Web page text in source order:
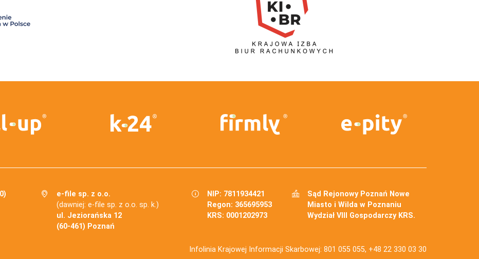
e-file sp. z o.o.
(dawniej: e-file sp. z o.o. sp. k.)
ul. Jeziorańska 12
(60-461) Poznań
NIP: 7811934421
Regon: 365695953
KRS: 0001202973
Sąd Rejonowy Poznań Nowe
Miasto i Wilda w Poznaniu
Wydział VIII Gospodarczy KRS.
Infolinia Krajowej Informacji Skarbowej: 801 055 055, +48 22 330 03 30